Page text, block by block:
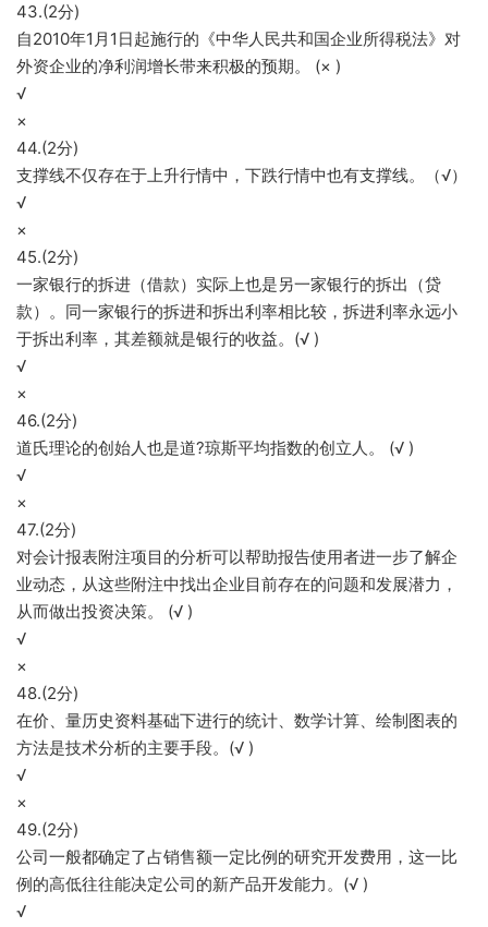
43.(2分)
自2010年1月1日起施行的《中华人民共和国企业所得税法》对
外资企业的净利润增长带来积极的预期。 (× )
√
×
44.(2分)
支撑线不仅存在于上升行情中，下跌行情中也有支撑线。（√）
√
×
45.(2分)
一家银行的拆进（借款）实际上也是另一家银行的拆出（贷
款）。同一家银行的拆进和拆出利率相比较，拆进利率永远小
于拆出利率，其差额就是银行的收益。(√ )
√
×
46.(2分)
道氏理论的创始人也是道?琼斯平均指数的创立人。 (√ )
√
×
47.(2分)
对会计报表附注项目的分析可以帮助报告使用者进一步了解企
业动态，从这些附注中找出企业目前存在的问题和发展潜力，
从而做出投资决策。 (√ )
√
×
48.(2分)
在价、量历史资料基础下进行的统计、数学计算、绘制图表的
方法是技术分析的主要手段。(√ )
√
×
49.(2分)
公司一般都确定了占销售额一定比例的研究开发费用，这一比
例的高低往往能决定公司的新产品开发能力。(√ )
√